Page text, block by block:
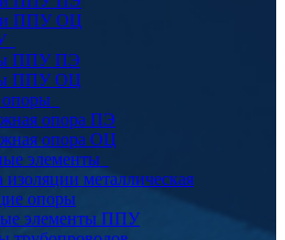
ППУ ОЦ
ППУ ПЭ
ППУ ОЦ
опора ПЭ
опора ОЦ
элементы
изоляции металлическая
опоры
элементы ППУ